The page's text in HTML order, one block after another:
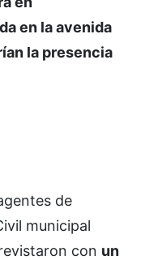
en la avenida
la presencia
de
municipal
con un